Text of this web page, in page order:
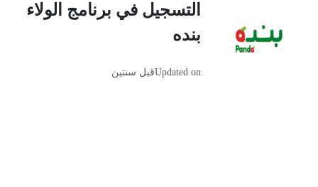
التسجيل في برنامج الولاء
بنده
Updated onقبل سنتين